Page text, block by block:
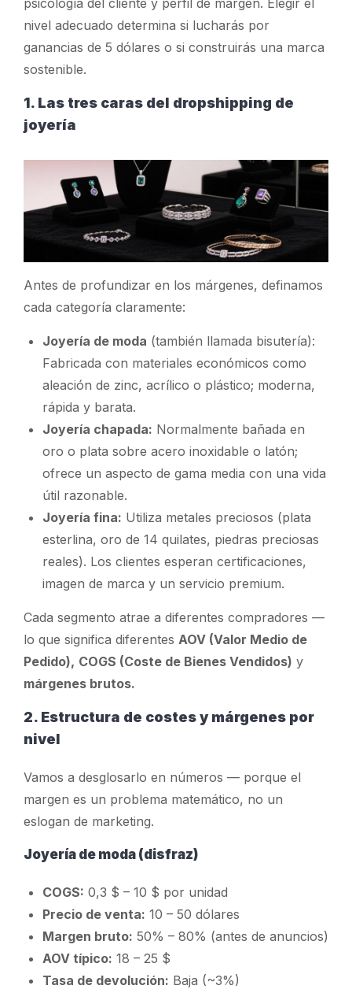
psicología del cliente y perfil de margen. Elegir el
nivel adecuado determina si lucharás por
ganancias de 5 dólares o si construirás una marca
sostenible.
1. Las tres caras del dropshipping de
joyería
Antes de profundizar en los márgenes, definamos
cada categoría claramente:
Joyería de moda (también llamada bisutería):
Fabricada con materiales económicos como
aleación de zinc, acrílico o plástico; moderna,
rápida y barata.
Joyería chapada: Normalmente bañada en
oro o plata sobre acero inoxidable o latón;
ofrece un aspecto de gama media con una vida
útil razonable.
Joyería fina: Utiliza metales preciosos (plata
esterlina, oro de 14 quilates, piedras preciosas
reales). Los clientes esperan certificaciones,
imagen de marca y un servicio premium.
Cada segmento atrae a diferentes compradores —
lo que significa diferentes AOV (Valor Medio de
Pedido), COGS (Coste de Bienes Vendidos) y
márgenes brutos.
2. Estructura de costes y márgenes por
nivel
Vamos a desglosarlo en números — porque el
margen es un problema matemático, no un
eslogan de marketing.
Joyería de moda (disfraz)
COGS: 0,3 $ – 10 $ por unidad
Precio de venta: 10 – 50 dólares
Margen bruto: 50% – 80% (antes de anuncios)
AOV típico: 18 – 25 $
Tasa de devolución: Baja (~3%)